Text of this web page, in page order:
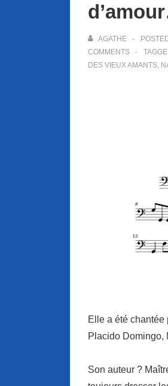
AGATHE
COMMENTS
DES VIEUX AMANTS,
Elle a été
Placido Domingo,
Son auteur ?